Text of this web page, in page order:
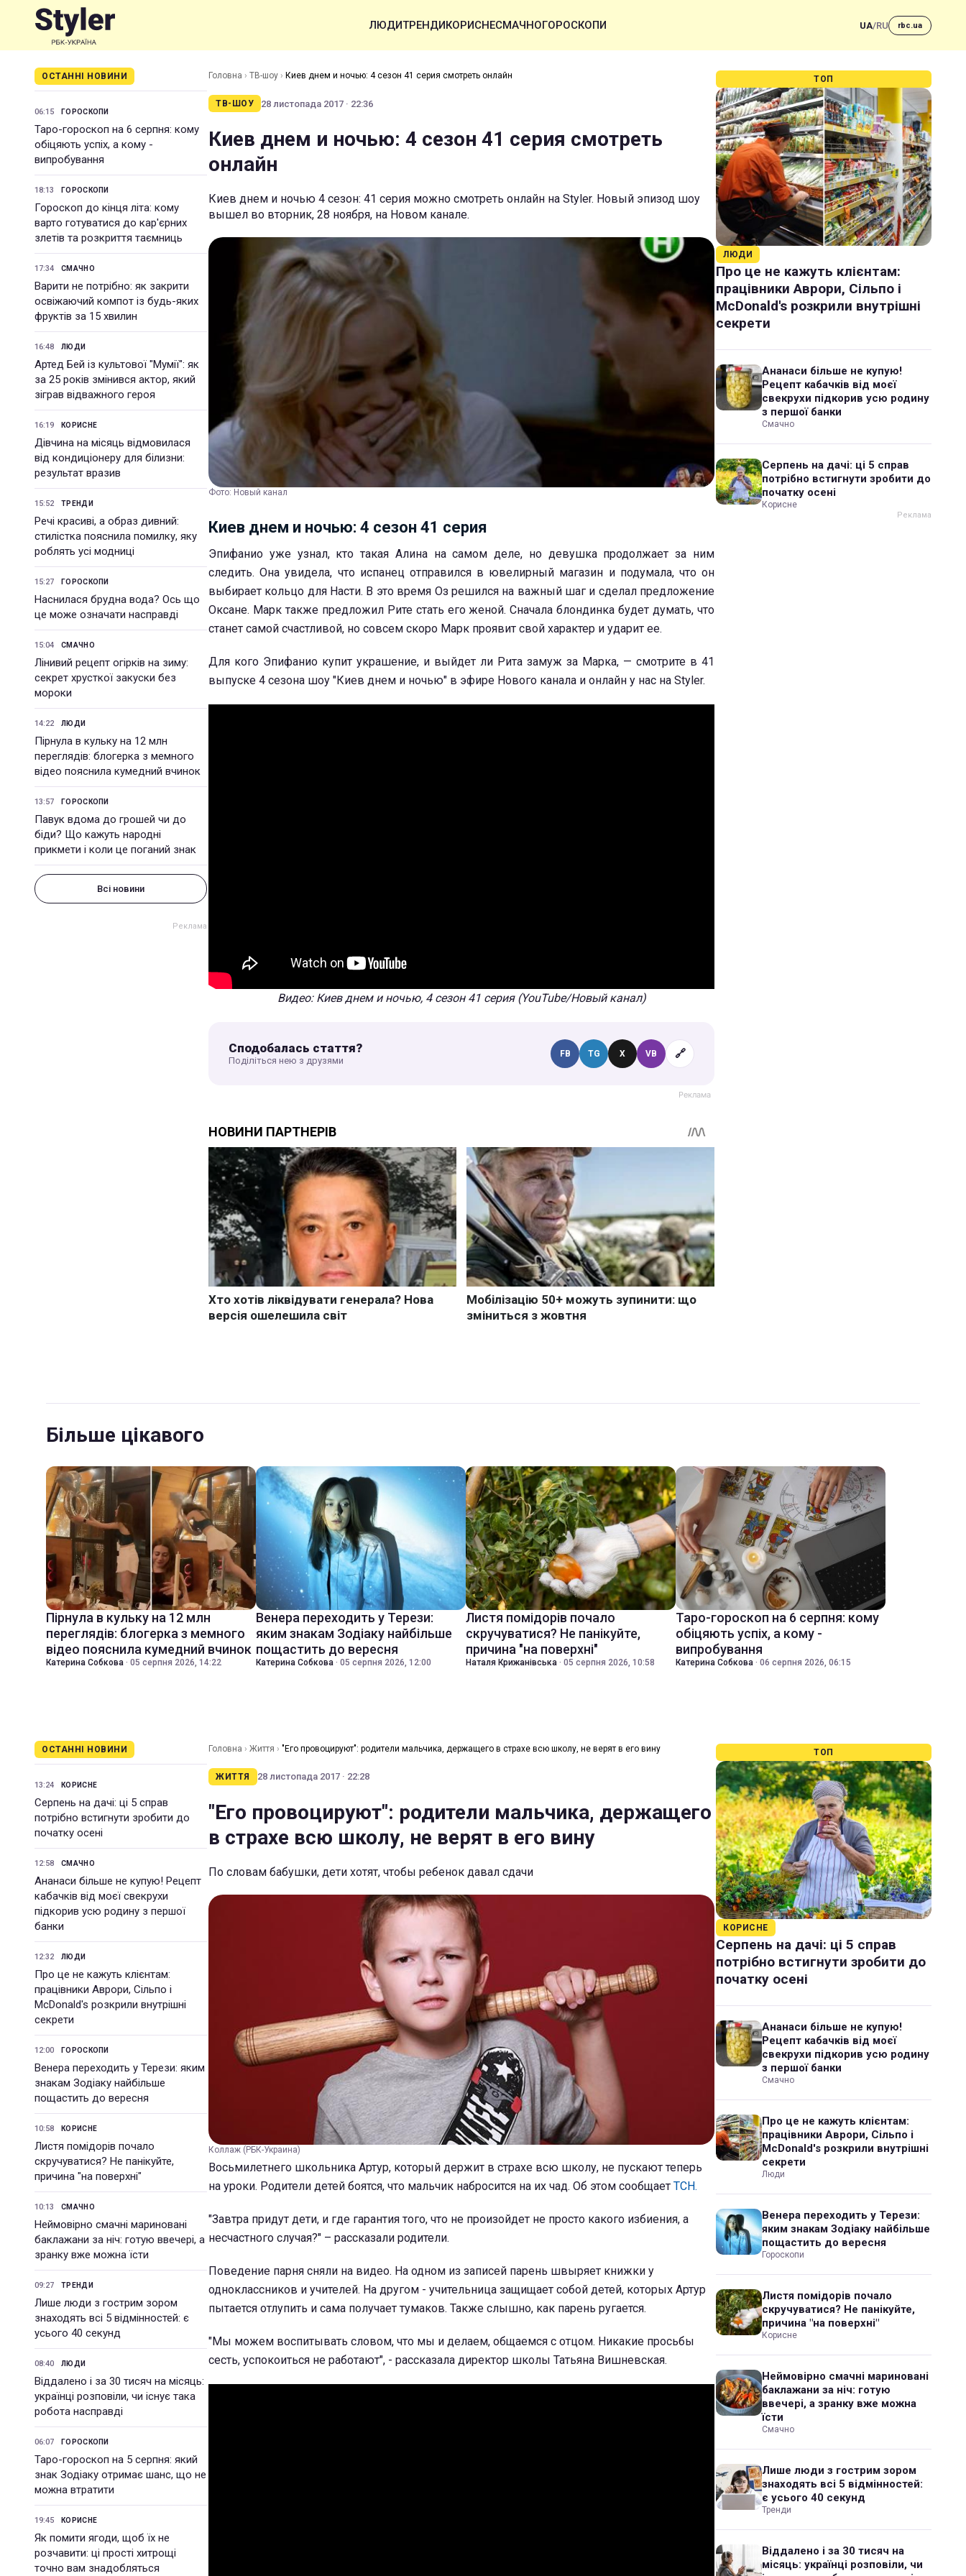
ЛЮДИТРЕНДИКОРИСНЕСМАЧНОГОРОСКОПИ UA/RU rbc.ua
ОСТАННІ НОВИНИ
06:15 ГОРОСКОПИ
Таро-гороскоп на 6 серпня: кому
обіцяють успіх, а кому -
випробування
18:13 ГОРОСКОПИ
Гороскоп до кінця літа: кому
варто готуватися до кар'єрних
злетів та розкриття таємниць
17:34 СМАЧНО
Варити не потрібно: як закрити
освіжаючий компот із будь-яких
фруктів за 15 хвилин
16:48 ЛЮДИ
Артед Бей із культової "Мумії": як
за 25 років змінився актор, який
зіграв відважного героя
16:19 КОРИСНЕ
Дівчина на місяць відмовилася
від кондиціонеру для білизни:
результат вразив
15:52 ТРЕНДИ
Речі красиві, а образ дивний:
стилістка пояснила помилку, яку
роблять усі модниці
15:27 ГОРОСКОПИ
Наснилася брудна вода? Ось що
це може означати насправді
15:04 СМАЧНО
Лінивий рецепт огірків на зиму:
секрет хрусткої закуски без
мороки
14:22 ЛЮДИ
Пірнула в кульку на 12 млн
переглядів: блогерка з мемного
відео пояснила кумедний вчинок
13:57 ГОРОСКОПИ
Павук вдома до грошей чи до
біди? Що кажуть народні
прикмети і коли це поганий знак
Всі новини
Головна › ТВ-шоу › Киев днем и ночью: 4 сезон 41 серия смотреть онлайн
ТВ-ШОУ 28 листопада 2017 · 22:36
Киев днем и ночью: 4 сезон 41 серия смотреть
онлайн
Киев днем и ночью 4 сезон: 41 серия можно смотреть онлайн на Styler. Новый эпизод шоу
вышел во вторник, 28 ноября, на Новом канале.
Фото: Новый канал
Киев днем и ночью: 4 сезон 41 серия
Эпифанио уже узнал, кто такая Алина на самом деле, но девушка продолжает за ним
следить. Она увидела, что испанец отправился в ювелирный магазин и подумала, что он
выбирает кольцо для Насти. В это время Оз решился на важный шаг и сделал предложение
Оксане. Марк также предложил Рите стать его женой. Сначала блондинка будет думать, что
станет самой счастливой, но совсем скоро Марк проявит свой характер и ударит ее.
Для кого Эпифанио купит украшение, и выйдет ли Рита замуж за Марка, — смотрите в 41
выпуске 4 сезона шоу "Киев днем и ночью" в эфире Нового канала и онлайн у нас на Styler.
Видео: Киев днем и ночью, 4 сезон 41 серия (YouTube/Новый канал)
Сподобалась стаття?
Поділіться нею з друзями
FB TG X VB 🔗
ТОП
ЛЮДИ
Про це не кажуть клієнтам:
працівники Аврори, Сільпо і
McDonald's розкрили внутрішні
секрети
Ананаси більше не купую!
Рецепт кабачків від моєї
свекрухи підкорив усю родину
з першої банки
Смачно
Серпень на дачі: ці 5 справ
потрібно встигнути зробити до
початку осені
Корисне
Більше цікавого
Пірнула в кульку на 12 млн
переглядів: блогерка з мемного
відео пояснила кумедний вчинок
Катерина Собкова · 05 серпня 2026, 14:22
Венера переходить у Терези:
яким знакам Зодіаку найбільше
пощастить до вересня
Катерина Собкова · 05 серпня 2026, 12:00
Листя помідорів почало
скручуватися? Не панікуйте,
причина "на поверхні"
Наталя Крижанівська · 05 серпня 2026, 10:58
Таро-гороскоп на 6 серпня: кому
обіцяють успіх, а кому -
випробування
Катерина Собкова · 06 серпня 2026, 06:15
ОСТАННІ НОВИНИ
13:24 КОРИСНЕ
Серпень на дачі: ці 5 справ
потрібно встигнути зробити до
початку осені
12:58 СМАЧНО
Ананаси більше не купую! Рецепт
кабачків від моєї свекрухи
підкорив усю родину з першої
банки
12:32 ЛЮДИ
Про це не кажуть клієнтам:
працівники Аврори, Сільпо і
McDonald's розкрили внутрішні
секрети
12:00 ГОРОСКОПИ
Венера переходить у Терези: яким
знакам Зодіаку найбільше
пощастить до вересня
10:58 КОРИСНЕ
Листя помідорів почало
скручуватися? Не панікуйте,
причина "на поверхні"
10:13 СМАЧНО
Неймовірно смачні мариновані
баклажани за ніч: готую ввечері, а
зранку вже можна їсти
09:27 ТРЕНДИ
Лише люди з гострим зором
знаходять всі 5 відмінностей: є
усього 40 секунд
08:40 ЛЮДИ
Віддалено і за 30 тисяч на місяць:
українці розповіли, чи існує така
робота насправді
06:07 ГОРОСКОПИ
Таро-гороскоп на 5 серпня: який
знак Зодіаку отримає шанс, що не
можна втратити
19:45 КОРИСНЕ
Як помити ягоди, щоб їх не
розчавити: ці прості хитрощі
точно вам знадобляться
Головна › Життя › "Его провоцируют": родители мальчика, держащего в страхе всю школу, не верят в его вину
ЖИТТЯ 28 листопада 2017 · 22:28
"Его провоцируют": родители мальчика, держащего
в страхе всю школу, не верят в его вину
По словам бабушки, дети хотят, чтобы ребенок давал сдачи
Коллаж (РБК-Украина)
Восьмилетнего школьника Артур, который держит в страхе всю школу, не пускают теперь
на уроки. Родители детей боятся, что мальчик набросится на их чад. Об этом сообщает ТСН.
"Завтра придут дети, и где гарантия того, что не произойдет не просто какого избиения, а
несчастного случая?" – рассказали родители.
Поведение парня сняли на видео. На одном из записей парень швыряет книжки у
одноклассников и учителей. На другом - учительница защищает собой детей, которых Артур
пытается отлупить и сама получает тумаков. Также слышно, как парень ругается.
"Мы можем воспитывать словом, что мы и делаем, общаемся с отцом. Никакие просьбы
сесть, успокоиться не работают", - рассказала директор школы Татьяна Вишневская.
ТОП
КОРИСНЕ
Серпень на дачі: ці 5 справ
потрібно встигнути зробити до
початку осені
Ананаси більше не купую!
Рецепт кабачків від моєї
свекрухи підкорив усю родину
з першої банки
Смачно
Про це не кажуть клієнтам:
працівники Аврори, Сільпо і
McDonald's розкрили внутрішні
секрети
Люди
Венера переходить у Терези:
яким знакам Зодіаку найбільше
пощастить до вересня
Гороскопи
Листя помідорів почало
скручуватися? Не панікуйте,
причина "на поверхні"
Корисне
Неймовірно смачні мариновані
баклажани за ніч: готую
ввечері, а зранку вже можна
їсти
Смачно
Лише люди з гострим зором
знаходять всі 5 відмінностей:
є усього 40 секунд
Тренди
Віддалено і за 30 тисяч на
місяць: українці розповіли, чи